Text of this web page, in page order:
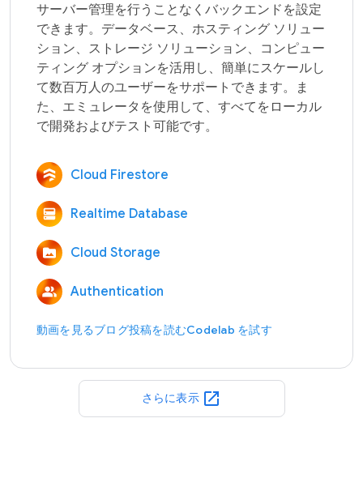
サーバー管理を行うことなくバックエンドを設定
できます。データベース、ホスティング ソリュー
ション、ストレージ ソリューション、コンピュー
ティング オプションを活用し、簡単にスケールし
て数百万人のユーザーをサポートできます。ま
た、エミュレータを使用して、すべてをローカル
Cloud Firestore
Realtime Database
Cloud Storage
Authentication
動画を見るブログ投稿を読むCodelab を試す
さらに表示 open_in_new